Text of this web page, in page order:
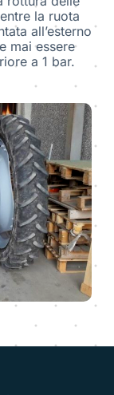
la ruota
all’esterno
mai essere
a 1 bar.